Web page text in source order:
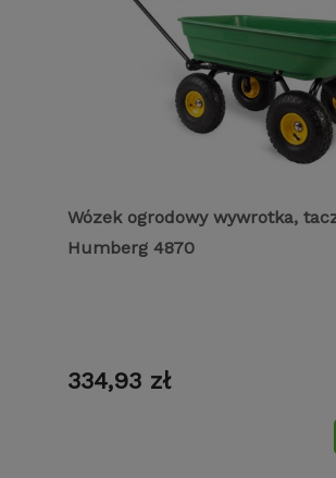
Wózek ogrodowy wywrotka,
Humberg 4870
334,93 zł